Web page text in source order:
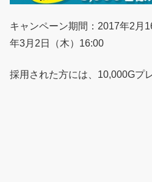
キャンペーン期間：2017年2月
年3月2日（木）16:00
採用された方には、10,000Gプ